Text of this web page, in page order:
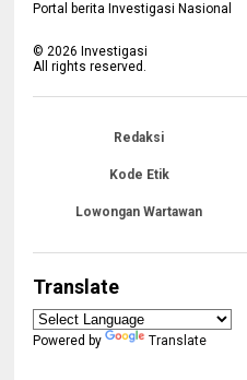
Portal berita Investigasi Nasional
©2026 Investigasi
All rights reserved.
Redaksi
Kode Etik
Lowongan Wartawan
Translate
Powered by Translate